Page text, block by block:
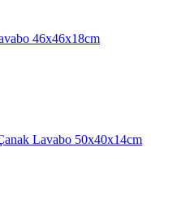
46x46x18cm
Lavabo 50x40x14cm